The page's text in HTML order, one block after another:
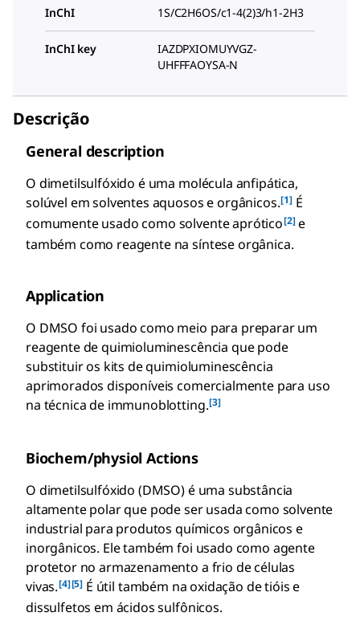
InChI 1S/C2H6OS/c1-4(2)3/h1-2H3
InChI key
IAZDPXIOMUYVGZ-
UHFFFAOYSA-N
Descrição
General description
O dimetilsulfóxido é uma molécula anfipática,
solúvel em solventes aquosos e orgânicos.[1]É
comumente usado como solvente aprótico[2]e
também como reagente na síntese orgânica.
Application
O DMSO foi usado como meio para preparar um
reagente de quimioluminescência que pode
substituir os kits de quimioluminescência
aprimorados disponíveis comercialmente para uso
na técnica de immunoblotting.[3]
Biochem/physiol Actions
O dimetilsulfóxido (DMSO) é uma substância
altamente polar que pode ser usada como solvente
industrial para produtos químicos orgânicos e
inorgânicos. Ele também foi usado como agente
protetor no armazenamento a frio de células
vivas.[4][5] É útil também na oxidação de tióis e
dissulfetos em ácidos sulfônicos.